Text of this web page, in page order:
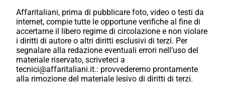
Affaritaliani, prima di pubblicare foto, video o testi da
internet, compie tutte le opportune verifiche al fine di
accertarne il libero regime di circolazione e non violare
i diritti di autore o altri diritti esclusivi di terzi. Per
segnalare alla redazione eventuali errori nell’uso del
materiale riservato, scriveteci a
tecnici@affaritaliani.it.: provvederemo prontamente
alla rimozione del materiale lesivo di diritti di terzi.